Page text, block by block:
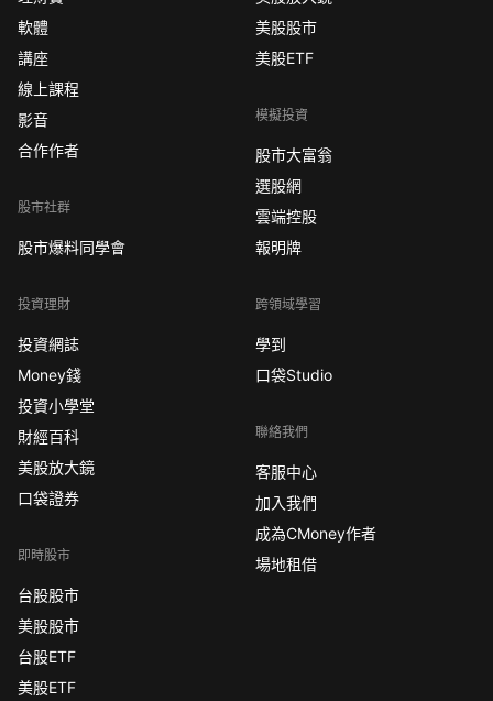
軟體
講座
線上課程
影音
合作作者
股市社群
股市爆料同學會
投資理財
投資網誌
Money錢
投資小學堂
財經百科
美股放大鏡
口袋證券
即時股市
台股股市
美股股市
台股ETF
美股ETF
美股股市
美股ETF
模擬投資
股市大富翁
選股網
雲端控股
報明牌
跨領域學習
學到
口袋Studio
聯絡我們
客服中心
加入我們
成為CMoney作者
場地租借